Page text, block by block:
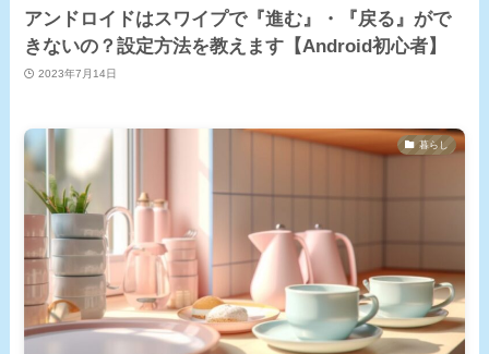
アンドロイドはスワイプで『進む』・『戻る』がで
きないの？設定方法を教えます【Android初心者】
2023年7月14日
暮らし